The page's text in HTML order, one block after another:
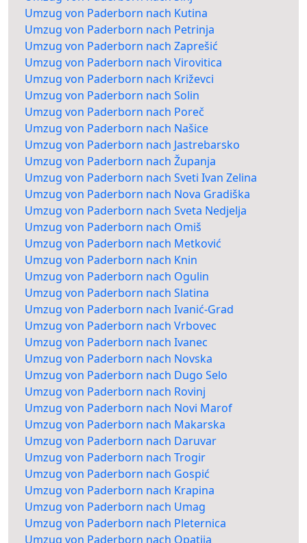
Umzug von Paderborn nach Kutina
Umzug von Paderborn nach Petrinja
Umzug von Paderborn nach Zaprešić
Umzug von Paderborn nach Virovitica
Umzug von Paderborn nach Križevci
Umzug von Paderborn nach Solin
Umzug von Paderborn nach Poreč
Umzug von Paderborn nach Našice
Umzug von Paderborn nach Jastrebarsko
Umzug von Paderborn nach Županja
Umzug von Paderborn nach Sveti Ivan Zelina
Umzug von Paderborn nach Nova Gradiška
Umzug von Paderborn nach Sveta Nedjelja
Umzug von Paderborn nach Omiš
Umzug von Paderborn nach Metković
Umzug von Paderborn nach Knin
Umzug von Paderborn nach Ogulin
Umzug von Paderborn nach Slatina
Umzug von Paderborn nach Ivanić-Grad
Umzug von Paderborn nach Vrbovec
Umzug von Paderborn nach Ivanec
Umzug von Paderborn nach Novska
Umzug von Paderborn nach Dugo Selo
Umzug von Paderborn nach Rovinj
Umzug von Paderborn nach Novi Marof
Umzug von Paderborn nach Makarska
Umzug von Paderborn nach Daruvar
Umzug von Paderborn nach Trogir
Umzug von Paderborn nach Gospić
Umzug von Paderborn nach Krapina
Umzug von Paderborn nach Umag
Umzug von Paderborn nach Pleternica
Umzug von Paderborn nach Opatija